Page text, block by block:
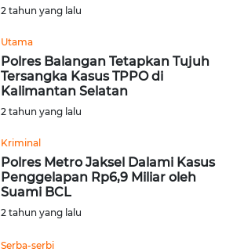
2 tahun yang lalu
Utama
Polres Balangan Tetapkan Tujuh
Tersangka Kasus TPPO di
Kalimantan Selatan
2 tahun yang lalu
Kriminal
Polres Metro Jaksel Dalami Kasus
Penggelapan Rp6,9 Miliar oleh
Suami BCL
2 tahun yang lalu
Serba-serbi